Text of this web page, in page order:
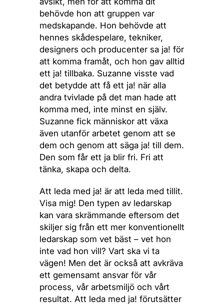
behövde hon att gruppen var
medskapande. Hon behövde att
hennes skådespelare, tekniker,
designers och producenter sa ja! för
att komma framåt, och hon gav alltid
ett ja! tillbaka. Suzanne visste vad
det betydde att få ett ja! när alla
andra tvivlade på det man hade att
komma med, inte minst en själv.
Suzanne fick människor att växa
även utanför arbetet genom att se
dem och genom att säga ja! till dem.
Den som får ett ja blir fri. Fri att
tänka, skapa och delta.
Att leda med ja! är att leda med tillit.
Visa mig! Den typen av ledarskap
kan vara skrämmande eftersom det
skiljer sig från ett mer konventionellt
ledarskap som vet bäst – vet hon
inte vad hon vill? Vart ska vi ta
vägen! Men det är också att avkräva
ett gemensamt ansvar för vår
process, vår arbetsmiljö och vårt
resultat. Att leda med ja! förutsätter